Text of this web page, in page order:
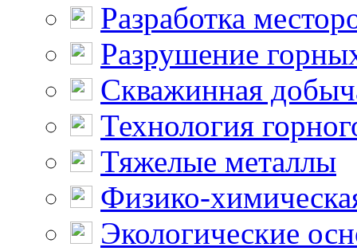
Разработка
Разрушение
Скважинная
Технология
Тяжелые металлы
Физико-
Экологические